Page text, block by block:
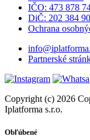
IČO: 473 878
DiČ: 202 384
Ochrana
Partnerské
Copyright (c) 2026
Iplatforma s.r.o.
Obľúbené